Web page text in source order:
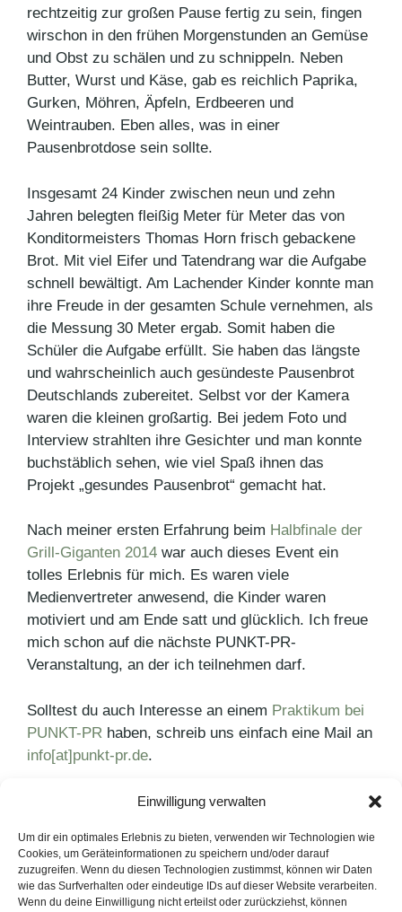
Einwilligung verwalten
Um dir ein optimales Erlebnis zu bieten, verwenden wir Technologien wie
Cookies, um Geräteinformationen zu speichern und/oder darauf
zuzugreifen. Wenn du diesen Technologien zustimmst, können wir Daten
wie das Surfverhalten oder eindeutige IDs auf dieser Website verarbeiten.
Wenn du deine Einwilligung nicht erteilst oder zurückziehst, können
rechtzeitig zur großen Pause fertig zu sein, fingen
wirschon in den frühen Morgenstunden an Gemüse
und Obst zu schälen und zu schnippeln. Neben
Butter, Wurst und Käse, gab es reichlich Paprika,
Gurken, Möhren, Äpfeln, Erdbeeren und
Weintrauben. Eben alles, was in einer
Pausenbrotdose sein sollte.
Insgesamt 24 Kinder zwischen neun und zehn
Jahren belegten fleißig Meter für Meter das von
Konditormeisters Thomas Horn frisch gebackene
Brot. Mit viel Eifer und Tatendrang war die Aufgabe
schnell bewältigt. Am Lachender Kinder konnte man
ihre Freude in der gesamten Schule vernehmen, als
die Messung 30 Meter ergab. Somit haben die
Schüler die Aufgabe erfüllt. Sie haben das längste
und wahrscheinlich auch gesündeste Pausenbrot
Deutschlands zubereitet. Selbst vor der Kamera
waren die kleinen großartig. Bei jedem Foto und
Interview strahlten ihre Gesichter und man konnte
buchstäblich sehen, wie viel Spaß ihnen das
Projekt „gesundes Pausenbrot“ gemacht hat.
Nach meiner ersten Erfahrung beim Halbfinale der
Grill-Giganten 2014 war auch dieses Event ein
tolles Erlebnis für mich. Es waren viele
Medienvertreter anwesend, die Kinder waren
motiviert und am Ende satt und glücklich. Ich freue
mich schon auf die nächste PUNKT-PR-
Veranstaltung, an der ich teilnehmen darf.
Solltest du auch Interesse an einem Praktikum bei
PUNKT-PR haben, schreib uns einfach eine Mail an
info[at]punkt-pr.de.
Schlagwörter
Gesundes Pausenbrot,Kerrygold ,PR-Blog
Corporate Blogs 2014 – Eine Bilanz
CEOs richtig in der Öffentlichkeit positionieren